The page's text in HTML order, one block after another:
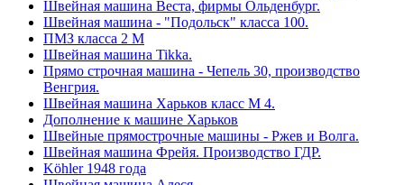
Швейная машина Веста, фирмы Ольденбург.
Швейная машина - "Подольск" класса 100.
ПМЗ класса 2 М
Швейная машина Tikka.
Прямо строчная машина - Чепель 30, производство
Венгрия.
Швейная машина Харьков класс М 4.
Дополнение к машине Харьков
Швейные прямострочные машины - Ржев и Волга.
Швейная машина Фрейя. Производство ГДР.
Köhler 1948 года